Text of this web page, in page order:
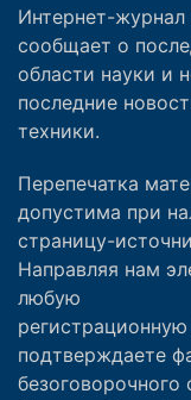
Интернет-
сообщает о
области науки и
последние
техники.
Перепечатка
допустима при
страницу-
Направляя нам
любую
подтверждаете
безоговорочного